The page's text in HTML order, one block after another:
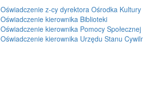
Oświadczenie z-cy dyrektora Ośrodka Kultury
Oświadczenie kierownika Biblioteki
Oświadczenie kierownika Pomocy Społecznej
Oświadczenie kierownika Urzędu Stanu